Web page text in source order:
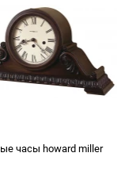
часы howard miller